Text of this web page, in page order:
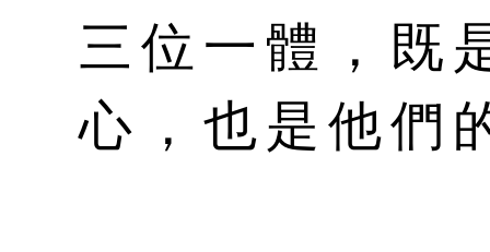
三位一體，既
心，也是他們